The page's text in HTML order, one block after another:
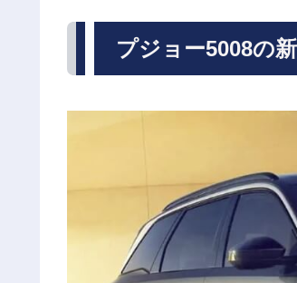
プジョー5008の